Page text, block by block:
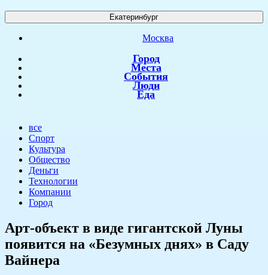
Екатеринбург
Москва
Город
Места
События
Люди
Еда
все
Спорт
Культура
Общество
Деньги
Технологии
Компании
Город
​Арт-объект в виде гигантской Луны
появится на «Безумных днях» в Саду
Вайнера